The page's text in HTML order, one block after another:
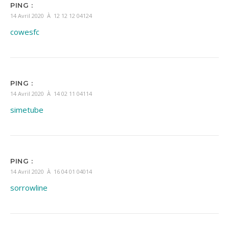
PING :
14 Avril 2020 À 12 12 12 04124
cowesfc
PING :
14 Avril 2020 À 14 02 11 04114
simetube
PING :
14 Avril 2020 À 16 04 01 04014
sorrowline